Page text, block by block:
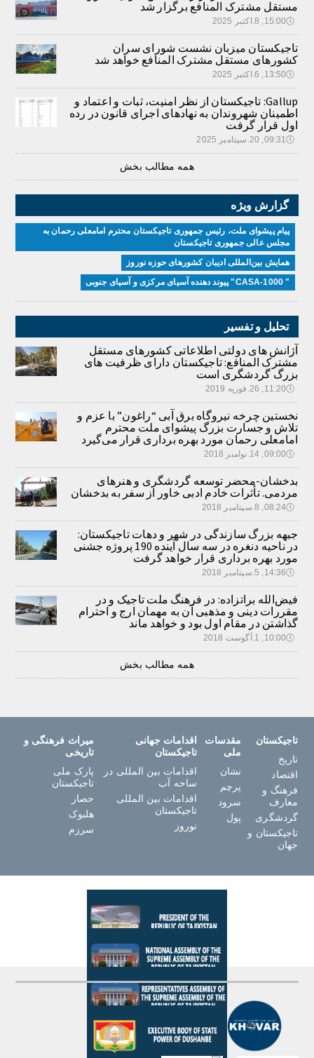
مستقل مشترک المنافع برگزار شد
🕔15:00, 8.اکتبر 2025
تاجیکستان میزبان نشست شورای سران
کشورهای مستقل مشترک المنافع خواهد شد
🕔13:50, 6.اکتبر 2025
Gallup: تاجیکستان از نظر امنیت، ثبات و اعتماد و
اطمینان شهروندان به نهادهای اجرای قانون در رده
اول قرار گرفت
🕔09:31, 20.سپتامبر 2025
همه مطالب بخش
گزارش ویژه
پیام پیشوای ملت، رئیس جمهوری تاجیکستان محترم امامعلی رحمان به
مجلس عالی جمهوری تاجیکستان
همایش بین‌المللی ادیبان کشور‌های حوزه نوروز
" CASA-1000" پیوند دهنده آسیای مرکزی و آسیای جنوبی
تحلیل و تفسیر
آژانش های دولتی اطلاعاتی کشورهای مستقل
مشترک المنافع: تاجیکستان دارای ظرفیت های
بزرگ گردشگری است
🕔11:20, 26.فوریه 2019
نخستین چرخه نیروگاه برق آبی “راغون” با عزم و
تلاش و جسارت بزرگ پیشوای ملت محترم
امامعلی رحمان مورد بهره برداری قرار می‌گیرد
🕔09:00, 14.نوامبر 2018
بدخشان-محضر توسعه گردشگری و هنرهای
مردمی. تأثرات خادم ادبی خاور از سفر به بدخشان
🕔08:24, 8.سپتامبر 2018
جبهه بزرگ سازندگی در شهر و دهات تاجیکستان:
در ناحیه دنغره در سه سال آینده 190 پروژه جشنی
مورد بهره برداری قرار خواهد گرفت
🕔14:36, 5.سپتامبر 2018
فیض‌الله براتزاده: در فرهنگ ملت تاجیک و در
مقررات دینی و مذهبی آن به مهمان ارج و احترام
گذاشتن در مقام اول بود و خواهد ماند
🕔10:00, 1.آگوست 2018
همه مطالب بخش
تاجیکستان
تاریخ
اقتصاد
فرهنگ و
معارف
گردشگری
تاجیکستان و
جهان
مقدسات
ملی
نشان
پرچم
سرود
پول
اقدامات جهانی
تاجیکستان
اقدامات بین المللی در
ساحه آب
اقدامات بین المللی
تاجیکستان
نوروز
میراث فرهنگی و
تاریخی
پارک ملی
تاجیکستان
حصار
هلبوک
سرزم